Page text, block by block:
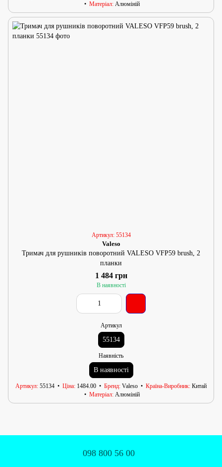
Матеріал Алюміній
Артикул: 55134
Valeso
Тримач для рушників поворотний VALESO VFP59 brush, 2
планки
1 484 грн
В наявності
Артикул
55134
Наявність
В наявності
Артикул 55134 Ціна 1484.00 Бренд Valeso Країна-Виробник Китай
Матеріал Алюміній
098 800 56 00